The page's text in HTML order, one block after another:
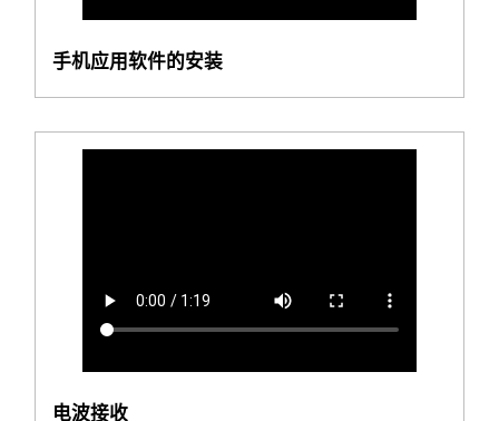
手机应用软件的安装
电波接收